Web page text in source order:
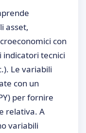
asset,
con
indicatori tecnici
Le variabili
con un
per fornire
relativa. A
variabili